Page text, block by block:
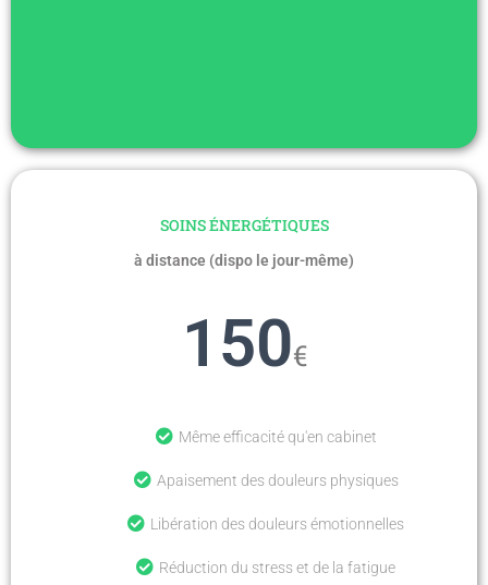
SOINS ÉNERGÉTIQUES
à distance (dispo le jour-même)
150€
Même efficacité qu'en cabinet
Apaisement des douleurs physiques
Libération des douleurs émotionnelles
Réduction du stress et de la fatigue